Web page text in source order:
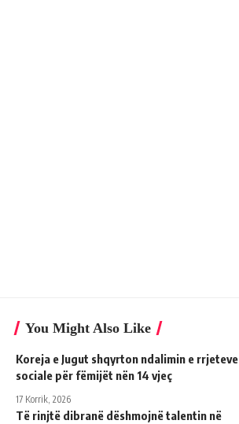
You Might Also Like
Koreja e Jugut shqyrton ndalimin e rrjeteve
sociale për fëmijët nën 14 vjeç
17 Korrik, 2026
Të rinjtë dibranë dëshmojnë talentin në